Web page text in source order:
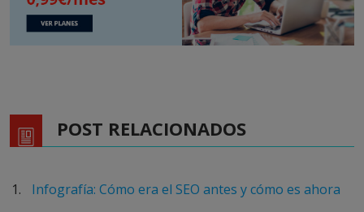
POST RELACIONADOS
Infografía: Cómo era el SEO antes y cómo es ahora